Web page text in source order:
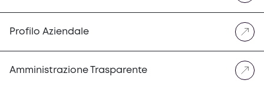
Profilo Aziendale
Amministrazione Trasparente